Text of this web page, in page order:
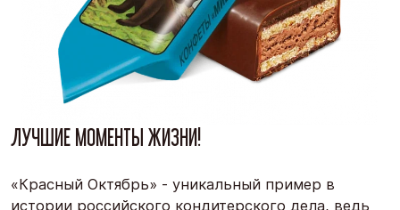
ЛУЧШИЕ МОМЕНТЫ ЖИЗНИ!
«Красный Октябрь» - уникальный пример в
истории российского кондитерского дела, ведь